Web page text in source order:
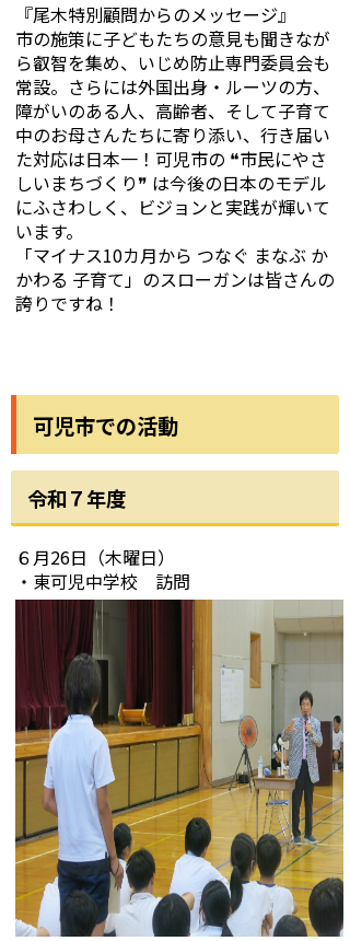
『尾木特別顧問からのメッセージ』
市の施策に子どもたちの意見も聞きなが
ら叡智を集め、いじめ防止専門委員会も
常設。さらには外国出身・ルーツの方、
障がいのある人、高齢者、そして子育て
中のお母さんたちに寄り添い、行き届い
た対応は日本一！可児市の ❝市民にやさ
しいまちづくり❞ は今後の日本のモデル
にふさわしく、ビジョンと実践が輝いて
います。
「マイナス10カ月から つなぐ まなぶ か
かわる 子育て」のスローガンは皆さんの
誇りですね！
可児市での活動
令和７年度
６月26日（木曜日）
・東可児中学校 訪問